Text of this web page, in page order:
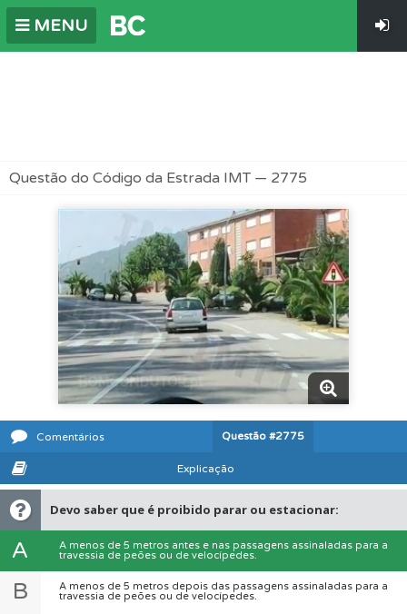
MENU
Questão do Código da Estrada IMT — 2775
Comentários Questão #2775
Explicação
Devo saber que é proibido parar ou estacionar:
A
A menos de 5 metros antes e nas passagens assinaladas para a
travessia de peões ou de velocípedes.
B
A menos de 5 metros depois das passagens assinaladas para a
travessia de peões ou de velocípedes.